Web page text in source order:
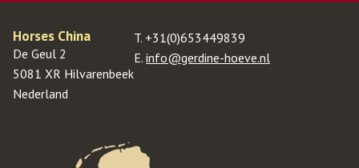
Horses China
De Geul 2
5081 XR Hilvarenbeek
Nederland
T. +31(0)653449839
E. info@gerdine-hoeve.nl